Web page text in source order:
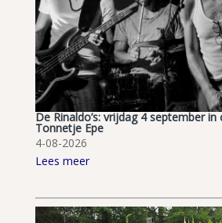
De Rinaldo’s: vrijdag 4 september in
Tonnetje Epe
4-08-2026
Lees meer